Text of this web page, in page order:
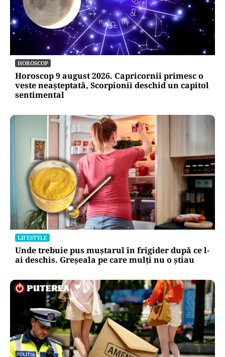
HOROSCOP
Horoscop 9 august 2026. Capricornii primesc o
veste neașteptată, Scorpionii deschid un capitol
sentimental
LIFESTYLE
Unde trebuie pus muștarul în frigider după ce l-
ai deschis. Greșeala pe care mulți nu o știau